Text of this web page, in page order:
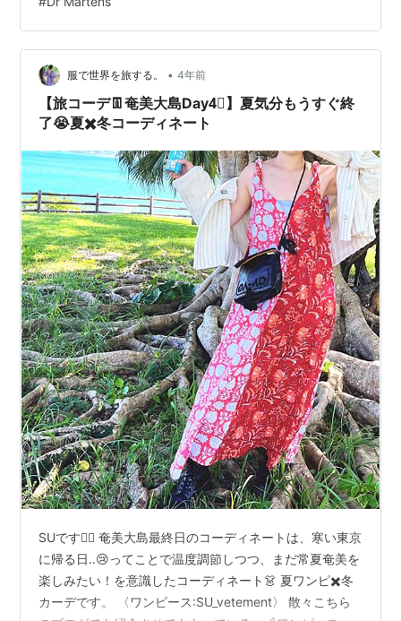
を持っています。 今回はそんなわたしのドクターマーチ
ンコレクション？をご紹介しつつ、靴擦れ対策とかお手
入れに使っているものとかも併せてご覧ください！ 持っ
ているシューズ ①EVIEE メリージェーンシューズ
②1460 レッドステッ…
服で世界を旅する。 • 4年前
【旅コーデ👖奄美大島Day4⃣】夏気分もうすぐ終
了😭夏✖️冬コーディネート
SUです🙋‍♀️ 奄美大島最終日のコーディネートは、寒い東京
に帰る日‥😢ってことで温度調節しつつ、まだ常夏奄美を
楽しみたい！を意識したコーディネート👗 夏ワンピ✖️冬
カーデです。 〈ワンピース:SU_vetement〉 散々こちら